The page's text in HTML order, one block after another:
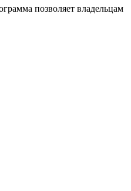
позволяет владельцам